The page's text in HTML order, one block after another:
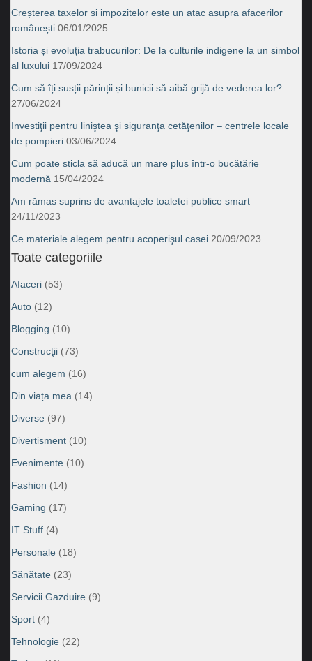
Creșterea taxelor și impozitelor este un atac asupra afacerilor
românești 06/01/2025
Istoria și evoluția trabucurilor: De la culturile indigene la un simbol
al luxului 17/09/2024
Cum să îți susții părinții și bunicii să aibă grijă de vederea lor?
27/06/2024
Investiţii pentru liniştea şi siguranţa cetăţenilor – centrele locale
de pompieri 03/06/2024
Cum poate sticla să aducă un mare plus într-o bucătărie
modernă 15/04/2024
Am rămas suprins de avantajele toaletei publice smart
24/11/2023
Ce materiale alegem pentru acoperişul casei 20/09/2023
Toate categoriile
Afaceri (53)
Auto (12)
Blogging (10)
Construcţii (73)
cum alegem (16)
Din viața mea (14)
Diverse (97)
Divertisment (10)
Evenimente (10)
Fashion (14)
Gaming (17)
IT Stuff (4)
Personale (18)
Sănătate (23)
Servicii Gazduire (9)
Sport (4)
Tehnologie (22)